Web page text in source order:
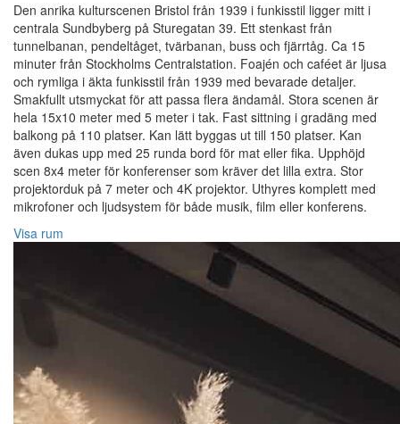
Den anrika kulturscenen Bristol från 1939 i funkisstil ligger mitt i
centrala Sundbyberg på Sturegatan 39. Ett stenkast från
tunnelbanan, pendeltåget, tvärbanan, buss och fjärrtåg. Ca 15
minuter från Stockholms Centralstation. Foajén och caféet är ljusa
och rymliga i äkta funkisstil från 1939 med bevarade detaljer.
Smakfullt utsmyckat för att passa flera ändamål. Stora scenen är
hela 15x10 meter med 5 meter i tak. Fast sittning i gradäng med
balkong på 110 platser. Kan lätt byggas ut till 150 platser. Kan
även dukas upp med 25 runda bord för mat eller fika. Upphöjd
scen 8x4 meter för konferenser som kräver det lilla extra. Stor
projektorduk på 7 meter och 4K projektor. Uthyres komplett med
mikrofoner och ljudsystem för både musik, film eller konferens.
Visa rum